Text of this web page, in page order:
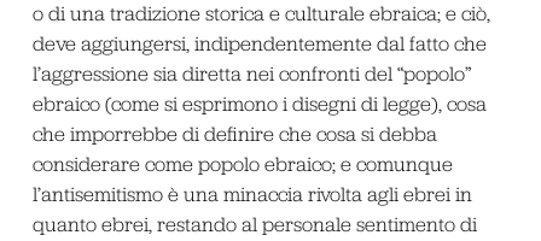
o di una tradizione storica e culturale ebraica; e ciò,
deve aggiungersi, indipendentemente dal fatto che
l’aggressione sia diretta nei confronti del “popolo”
ebraico (come si esprimono i disegni di legge), cosa
che imporrebbe di definire che cosa si debba
considerare come popolo ebraico; e comunque
l’antisemitismo è una minaccia rivolta agli ebrei in
quanto ebrei, restando al personale sentimento di